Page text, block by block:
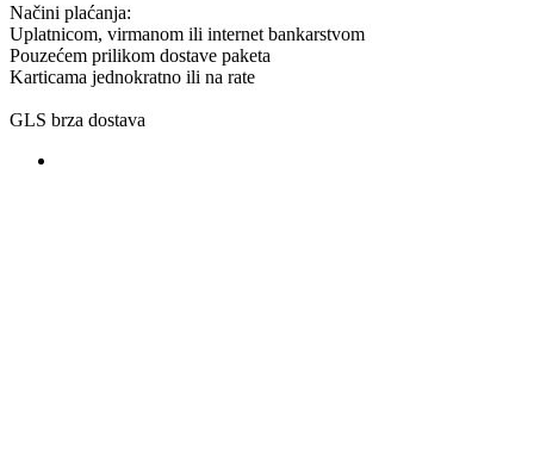
Načini plaćanja:
Uplatnicom, virmanom ili internet bankarstvom
Pouzećem prilikom dostave paketa
Karticama jednokratno ili na rate
GLS brza dostava